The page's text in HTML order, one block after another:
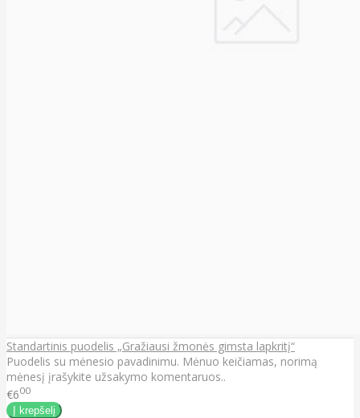
Standartinis puodelis „Gražiausi žmonės gimsta lapkritį“
Puodelis su mėnesio pavadinimu. Mėnuo keičiamas, norimą
mėnesį įrašykite užsakymo komentaruos..
€600